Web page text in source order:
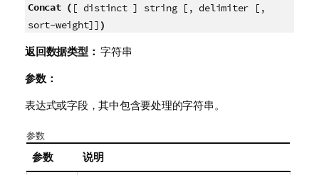
Concat ( [ distinct ] string [, delimiter [,
sort-weight]] )
返回数据类型： 字符串
参数：
表达式或字段，其中包含要处理的字符串。
参数
参数 说明